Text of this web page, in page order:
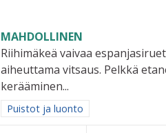
MAHDOLLINEN
Riihimäkeä vaivaa
aiheuttama vitsaus. Pelkkä
kerääminen...
Rajaa tulokset aihepiirin mukaan:
Puistot ja luonto